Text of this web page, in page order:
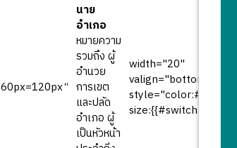
60px=120px“
นาย
อำเภอ
หมายความ
รวมถึง ผู้
อำนวย
การเขต
และปลัด
อำเภอ ผู้
เป็นหัวหน้า
width="20"
valign="bottom"
size:{{#switch: